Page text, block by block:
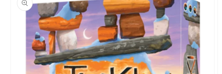
información
del producto